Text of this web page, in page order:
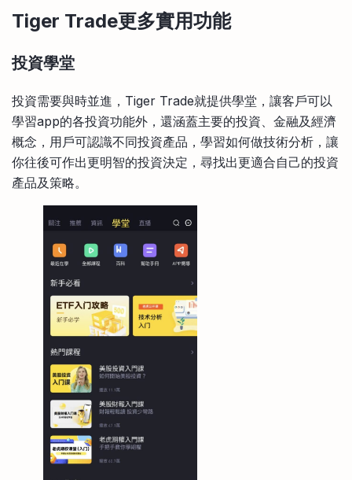
Tiger Trade更多實用功能
投資學堂
投資需要與時並進，Tiger Trade就提供學堂，讓客戶可以
學習app的各投資功能外，還涵蓋主要的投資、金融及經濟
概念，用戶可認識不同投資產品，學習如何做技術分析，讓
你往後可作出更明智的投資決定，尋找出更適合自己的投資
產品及策略。